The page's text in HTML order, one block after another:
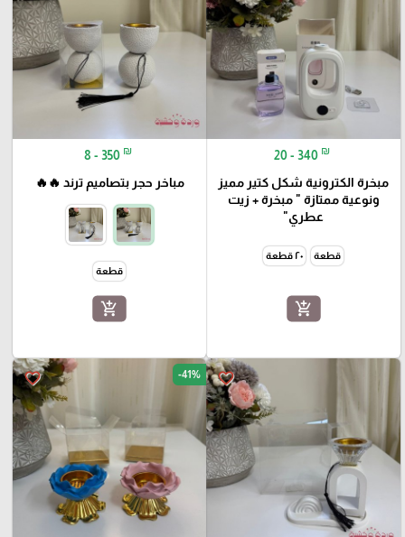
20 - 340 ₪
مبخرة الكترونية شكل كتير مميز
ونوعية ممتازة " مبخرة + زيت
عطري"
قطعة ٢٠ قطعة
add_shopping_cart
8 - 350 ₪
مباخر حجر بتصاميم ترند 🔥🔥
قطعة
add_shopping_cart
favorite_border
favorite_border -41%